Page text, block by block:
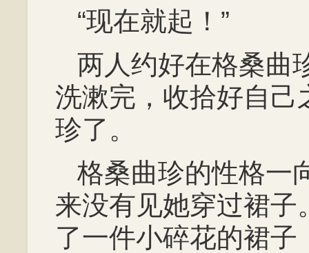
“现在就起！”
两人约好在格桑曲
洗漱完，收拾好自己
珍了。
格桑曲珍的性格一
来没有见她穿过裙子
了一件小碎花的裙